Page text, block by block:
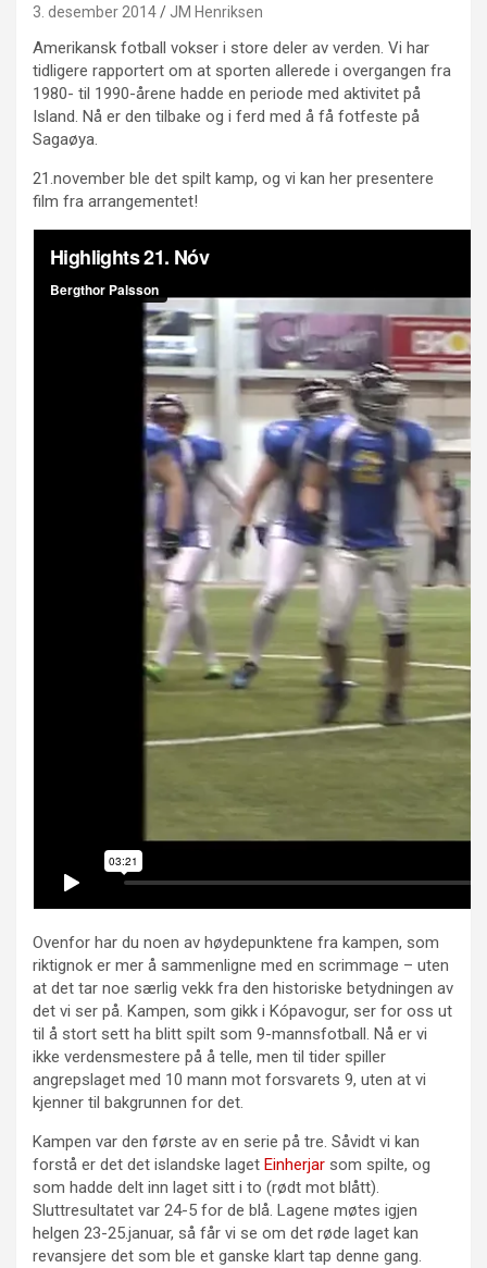
3. desember 2014 JM Henriksen
Amerikansk fotball vokser i store deler av verden. Vi har
tidligere rapportert om at sporten allerede i overgangen fra
1980- til 1990-årene hadde en periode med aktivitet på
Island. Nå er den tilbake og i ferd med å få fotfeste på
Sagaøya.
21.november ble det spilt kamp, og vi kan her presentere
film fra arrangementet!
Ovenfor har du noen av høydepunktene fra kampen, som
riktignok er mer å sammenligne med en scrimmage – uten
at det tar noe særlig vekk fra den historiske betydningen av
det vi ser på. Kampen, som gikk i Kópavogur, ser for oss ut
til å stort sett ha blitt spilt som 9-mannsfotball. Nå er vi
ikke verdensmestere på å telle, men til tider spiller
angrepslaget med 10 mann mot forsvarets 9, uten at vi
kjenner til bakgrunnen for det.
Kampen var den første av en serie på tre. Såvidt vi kan
forstå er det det islandske laget Einherjar som spilte, og
som hadde delt inn laget sitt i to (rødt mot blått).
Sluttresultatet var 24-5 for de blå. Lagene møtes igjen
helgen 23-25.januar, så får vi se om det røde laget kan
revansjere det som ble et ganske klart tap denne gang.